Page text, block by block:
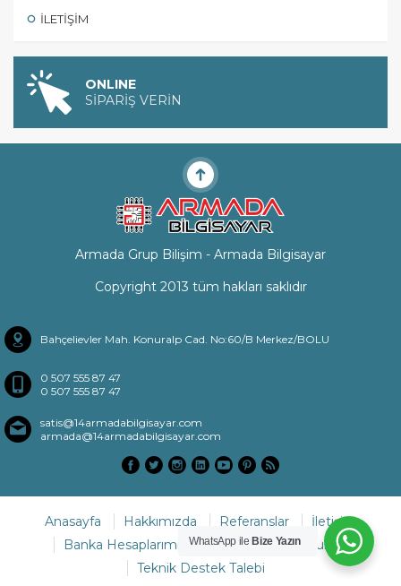
İLETIŞIM
ONLINE
SİPARİŞ VERİN
Armada Grup Bilişim - Armada Bilgisayar
Copyright 2013 tüm hakları saklıdır
Bahçelievler Mah. Konuralp Cad. No:60/B Merkez/BOLU
0 507 555 87 47
0 507 555 87 47
satis@14armadabilgisayar.com
armada@14armadabilgisayar.com
Anasayfa Hakkımızda Referanslar
İletişim
Banka Hesaplarımız
Sıkça Sorulan Sorular
Teknik Destek Talebi
WhatsApp ile Bize Yazın